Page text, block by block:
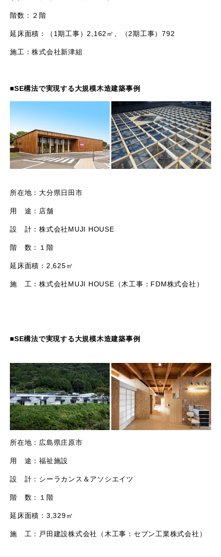
階数：２階​
延床面積：（ 1期工事）2,162 ㎡​、（2期工事）792​
施工：株式会社新津組
■SE構法で実現する大規模木造建築事例
所在地：大分県日田市​
用 途：店舗​
設 計：株式会社MUJI HOUSE
階 数：１階​
延床面積： 2,625㎡
施 工：株式会社MUJI HOUSE ​（木工事： FDM株式会社）
■SE構法で実現する大規模木造建築事例
所在地：広島県庄原市​
用 途：福祉施設​
設 計：シーラカンス＆アソシエイツ​
階 数：１階​
延床面積： 3,329㎡
施 工：戸田建設株式会社​（木工事：セブン工業株式会社）